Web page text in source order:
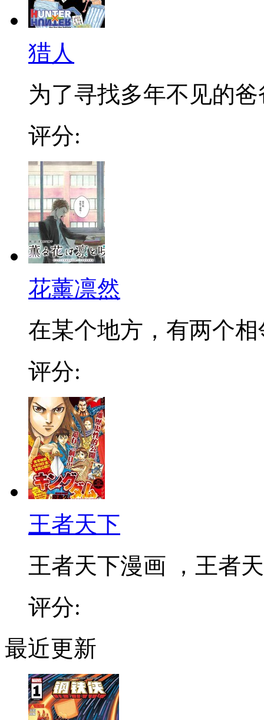
猎人
为了寻找多年不见的爸
评分:
花薰凛然
在某个地方，有两个相
评分:
王者天下
王者天下漫画 ，王者
评分:
最近更新